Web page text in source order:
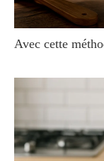
Avec cette